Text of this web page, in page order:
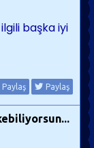
başka iyi
Paylaş Paylaş